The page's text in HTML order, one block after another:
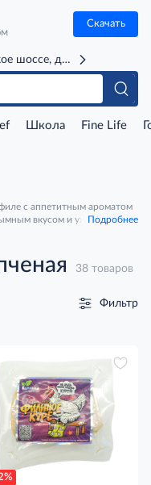
Скачать
шоссе, д. 71Г (м. Речной
Школа Fine Life
с аппетитным ароматом
вкусом и уже готово к
Подробнее
38 товаров
Фильтр